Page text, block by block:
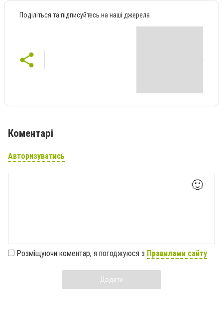
Поділіться та підписуйтесь на наші джерела
Коментарі
Авторизуватись
🙂
Розміщуючи коментар, я погоджуюся з Правилами сайту
Додати